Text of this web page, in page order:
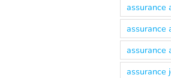
assurance
assurance
assurance
assurance